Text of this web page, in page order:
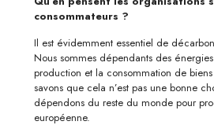
consommateurs ?
Il est évidemment essentiel de
Nous sommes dépendants des
production et la consommation de
savons que cela n’est pas une bonne
dépendons du reste du monde pour
européenne.